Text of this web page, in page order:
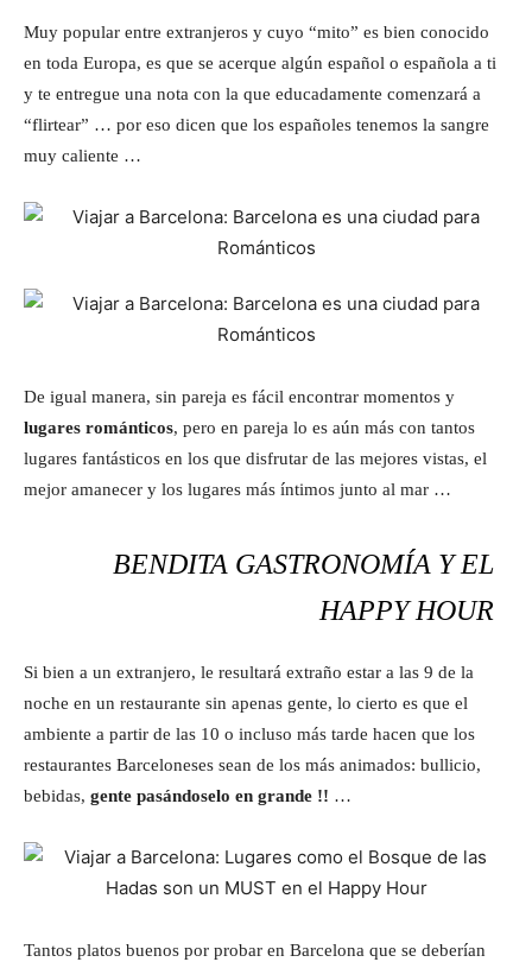
Muy popular entre extranjeros y cuyo “mito” es bien conocido
en toda Europa, es que se acerque algún español o española a ti
y te entregue una nota con la que educadamente comenzará a
“flirtear” … por eso dicen que los españoles tenemos la sangre
muy caliente …
De igual manera, sin pareja es fácil encontrar momentos y
lugares románticos, pero en pareja lo es aún más con tantos
lugares fantásticos en los que disfrutar de las mejores vistas, el
mejor amanecer y los lugares más íntimos junto al mar …
BENDITA GASTRONOMÍA Y EL
HAPPY HOUR
Si bien a un extranjero, le resultará extraño estar a las 9 de la
noche en un restaurante sin apenas gente, lo cierto es que el
ambiente a partir de las 10 o incluso más tarde hacen que los
restaurantes Barceloneses sean de los más animados: bullicio,
bebidas, gente pasándoselo en grande !! …
Tantos platos buenos por probar en Barcelona que se deberían